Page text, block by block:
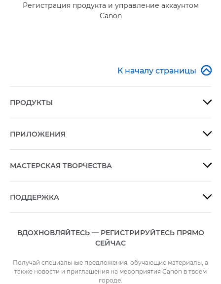
Регистрация продукта и управление аккаунтом
Canon
К началу страницы 
ПРОДУКТЫ 
ПРИЛОЖЕНИЯ 
МАСТЕРСКАЯ ТВОРЧЕСТВА 
ПОДДЕРЖКА 
ВДОХНОВЛЯЙТЕСЬ — РЕГИСТРИРУЙТЕСЬ ПРЯМО
СЕЙЧАС
Получай специальные предложения, обучающие материалы, а
также новости и приглашения на мероприятия Canon в твоем
городе.